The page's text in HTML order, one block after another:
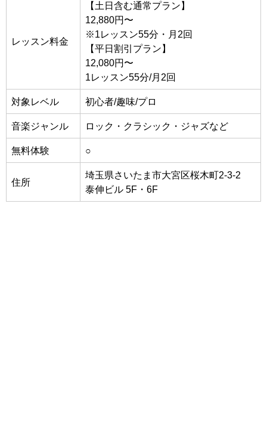
レッスン料金
【土日含む通常プラン】
12,880円〜
※1レッスン55分・月2回
【平日割引プラン】
12,080円〜
1レッスン55分/月2回
対象レベル 初心者/趣味/プロ
音楽ジャンル ロック・クラシック・ジャズなど
無料体験 ○
住所
埼玉県さいたま市大宮区桜木町2-3-2
泰伸ビル 5F・6F